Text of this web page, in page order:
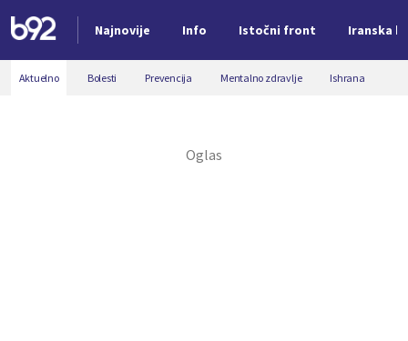
Najnovije Info Istočni front Iranska
Nova vest
Aktuelno Bolesti Prevencija Mentalno zdravlje Ishrana